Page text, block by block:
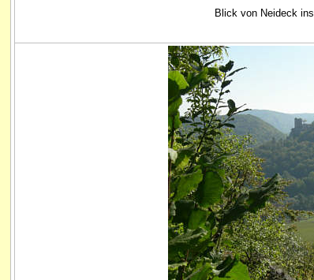
Blick von Neideck ins